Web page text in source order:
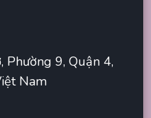
Phường 9, Quận 4,
Nam